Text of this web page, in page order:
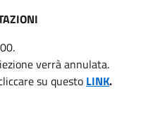
verrà annulata.
su questo LINK.